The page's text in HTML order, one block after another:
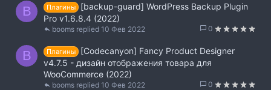
B Плагины
[backup-guard] WordPress Backup Plugin
Pro v1.6.8.4 (2022)
0
10 Фев 2022
booms
B Плагины
[Codecanyon] Fancy Product Designer
v4.7.5 - дизайн отображения товара для
WooCommerce (2022)
0
10 Фев 2022
booms